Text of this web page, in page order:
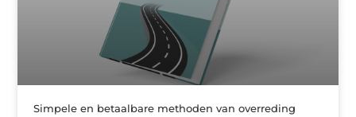
Simpele en betaalbare methoden van overreding